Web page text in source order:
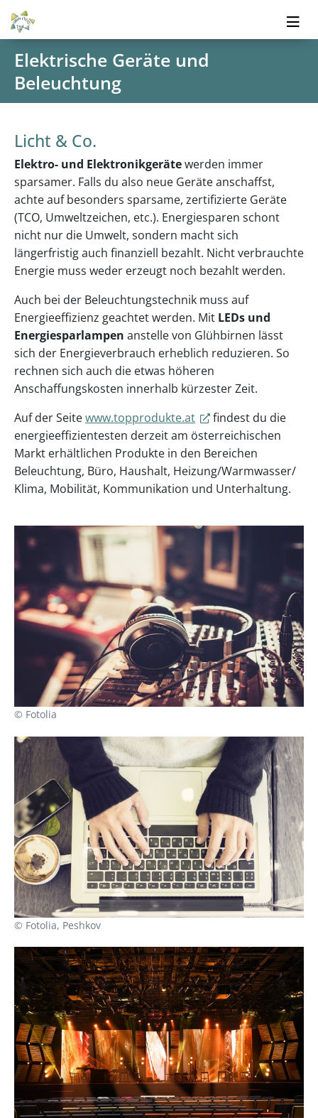
Elektrische Geräte und
Beleuchtung
Licht & Co.
Elektro- und Elektronikgerätewerden immer
sparsamer. Falls du also neue Geräte anschaffst,
achte auf besonders sparsame, zertifizierte Geräte
(TCO, Umweltzeichen, etc.). Energiesparen schont
nicht nur die Umwelt, sondern macht sich
längerfristig auch finanziell bezahlt. Nicht verbrauchte
Energie muss weder erzeugt noch bezahlt werden.
Auch bei der Beleuchtungstechnik muss auf
Energieeffizienz geachtet werden. Mit LEDs und
Energiesparlampen anstelle von Glühbirnen lässt
sich der Energieverbrauch erheblich reduzieren. So
rechnen sich auch die etwas höheren
Anschaffungskosten innerhalb kürzester Zeit.
Auf der Seitewww.topprodukte.at
findest du die
energieeffizientesten derzeit am österreichischen
Markt erhältlichen Produkte in den Bereichen
Beleuchtung, Büro, Haushalt, Heizung/Warmwasser/
Klima, Mobilität, Kommunikation und Unterhaltung.
© Fotolia
© Fotolia, Peshkov